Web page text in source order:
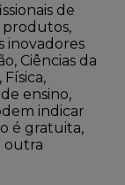
de
inovadores
Ciências da
Física,
ensino,
indicar
é gratuita,
outra